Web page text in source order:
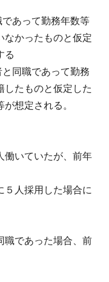
あって勤務年数等
なかったものと仮定
る
同職であって勤務
したものと仮定した
想定される。
いていたが、前年
人採用した場合に
職であった場合、前